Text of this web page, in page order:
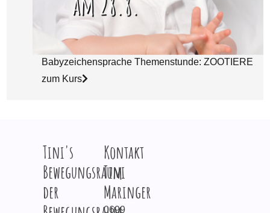
Babyzeichensprache Themenstunde: ZOOTIERE
zum Kurs
Tini's
Bewegungsraum
der
Kontakt
Tini
Maringer
0699